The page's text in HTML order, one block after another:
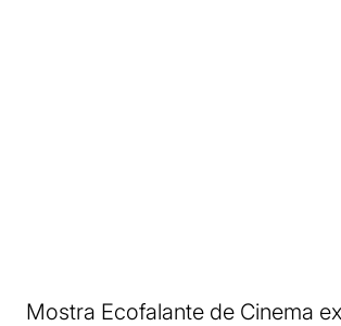
Mostra Ecofalante de Cinema